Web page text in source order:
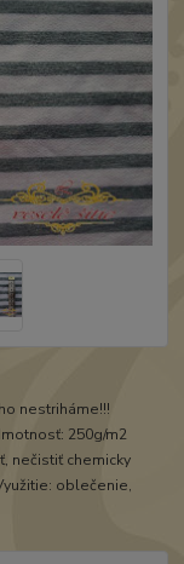
nestriháme!!!
250g/m2
nečistiť chemicky
oblečenie,